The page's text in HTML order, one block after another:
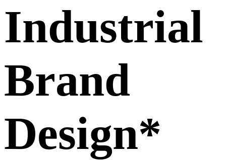
Industrial
Brand
Design*